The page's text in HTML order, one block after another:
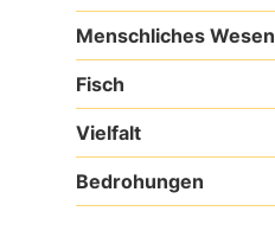
Menschliches Wesen
Fisch
Vielfalt
Bedrohungen